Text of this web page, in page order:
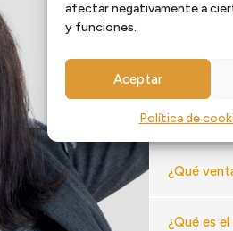
afectar negativamente a
y funciones.
Aceptar
Política de
¿Por
¿De qué
¿Cuál es
¿Qué
¿Qué es